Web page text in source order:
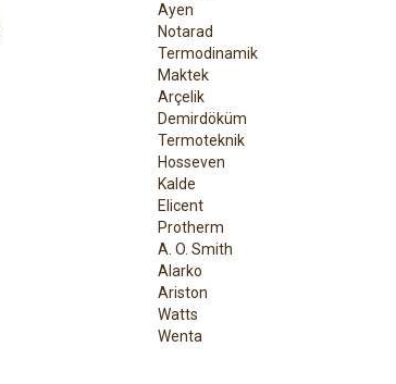
Ayen
Notarad
Termodinamik
Maktek
Arçelik
Demirdöküm
Termoteknik
Hosseven
Kalde
Elicent
Protherm
A. O. Smith
Alarko
Ariston
Watts
Wenta